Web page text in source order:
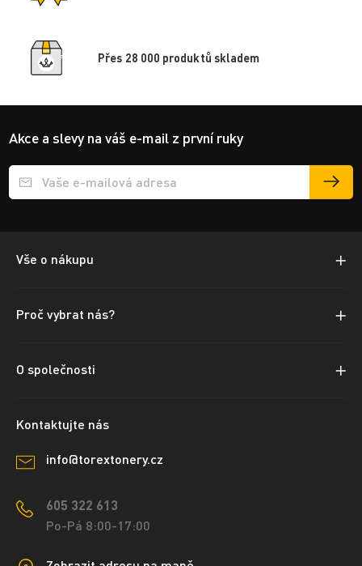
Přes 28 000 produktů skladem
Akce a slevy na váš e-mail z první ruky
Přihlášení e-mailu k odběru
Vše o nákupu
Proč vybrat nás?
O společnosti
Kontaktujte nás
info@torextonery.cz
605 322 613
Po-Pá 8:00-17:00